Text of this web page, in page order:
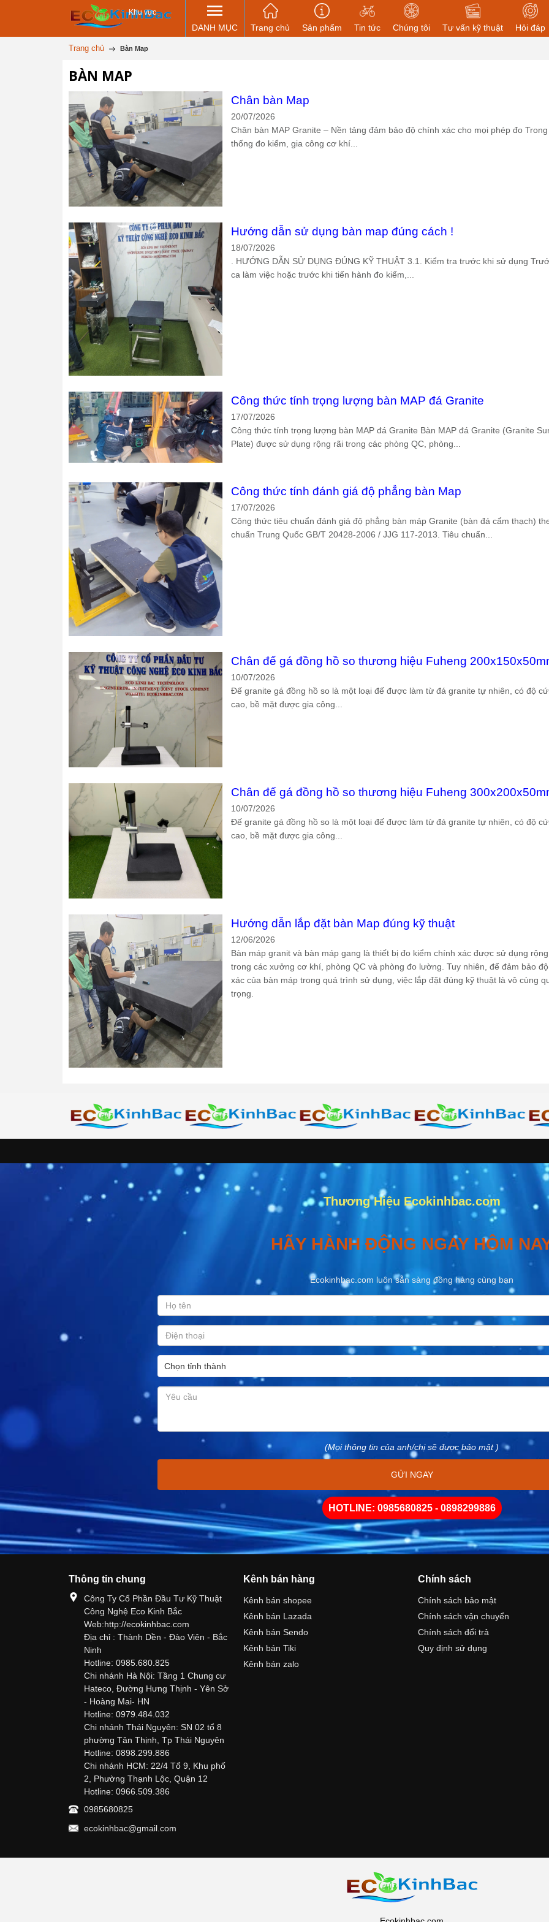
Khu vực
DANH MỤC Trang chủ Sản phẩm Tin tức Chúng tôi Tư vấn kỹ thuật Hỏi đáp
Trang chủ Bàn Map
BÀN MAP
Chân bàn Map
20/07/2026
Chân bàn MAP Granite – Nền tảng đảm bảo độ chính xác cho mọi phép đo
thống đo kiểm, gia công cơ khí...
Hướng dẫn sử dụng bàn map đúng cách !
18/07/2026
. HƯỚNG DẪN SỬ DỤNG ĐÚNG KỸ THUẬT 3.1. Kiểm tra trước khi sử dụng
ca làm việc hoặc trước khi tiến hành đo kiểm,...
Công thức tính trọng lượng bàn MAP đá Granite
17/07/2026
Công thức tính trọng lượng bàn MAP đá Granite Bàn MAP đá Granite (Granite
Plate) được sử dụng rộng rãi trong các phòng QC, phòng...
Công thức tính đánh giá độ phẳng bàn Map
17/07/2026
Công thức tiêu chuẩn đánh giá độ phẳng bàn máp Granite (bàn đá cẩm thạch)
chuẩn Trung Quốc GB/T 20428-2006 / JJG 117-2013. Tiêu chuẩn...
Chân đế gá đồng hồ so thương hiệu Fuheng
10/07/2026
Đế granite gá đồng hồ so là một loại đế được làm từ đá granite tự nhiên, có độ
cao, bề mặt được gia công...
Chân đế gá đồng hồ so thương hiệu Fuheng
10/07/2026
Đế granite gá đồng hồ so là một loại đế được làm từ đá granite tự nhiên, có độ
cao, bề mặt được gia công...
Hướng dẫn lắp đặt bàn Map đúng kỹ thuật
12/06/2026
Bàn máp granit và bàn máp gang là thiết bị đo kiểm chính xác được sử dụng
trong các xưởng cơ khí, phòng QC và phòng đo lường. Tuy nhiên, để đảm bảo
xác của bàn máp trong quá trình sử dụng, việc lắp đặt đúng kỹ thuật là vô cùng
trọng.
Thương Hiệu Ecokinhbac.com
HÃY HÀNH ĐỘNG NGAY HÔM
Ecokinhbac.com luôn sẵn sàng đồng hàng cùng bạn
(Mọi thông tin của anh/chị sẽ được bảo mật )
GỬI NGAY
HOTLINE: 0985680825 - 0898299886
Thông tin chung
Công Ty Cổ Phần Đầu Tư Kỹ Thuật
Công Nghệ Eco Kinh Bắc
Web:http://ecokinhbac.com
Địa chỉ : Thành Dền - Đào Viên - Bắc
Ninh
Hotline: 0985.680.825
Chi nhánh Hà Nội: Tầng 1 Chung cư
Hateco, Đường Hưng Thịnh - Yên Sở
- Hoàng Mai- HN
Hotline: 0979.484.032
Chi nhánh Thái Nguyên: SN 02 tổ 8
phường Tân Thịnh, Tp Thái Nguyên
Hotline: 0898.299.886
Chi nhánh HCM: 22/4 Tổ 9, Khu phố
2, Phường Thạnh Lộc, Quận 12
Hotline: 0966.509.386
0985680825
ecokinhbac@gmail.com
Kênh bán hàng
Kênh bán shopee
Kênh bán Lazada
Kênh bán Sendo
Kênh bán Tiki
Kênh bán zalo
Chính sách
Chính sách bảo mật
Chính sách vận chuyển
Chính sách đổi trả
Quy định sử dụng